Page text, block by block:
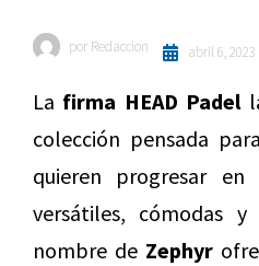
por Redaccion abril 6, 2023
La firma HEAD Padel
colección pensada
quieren progresar
versátiles, cómodas
nombre deZephyr